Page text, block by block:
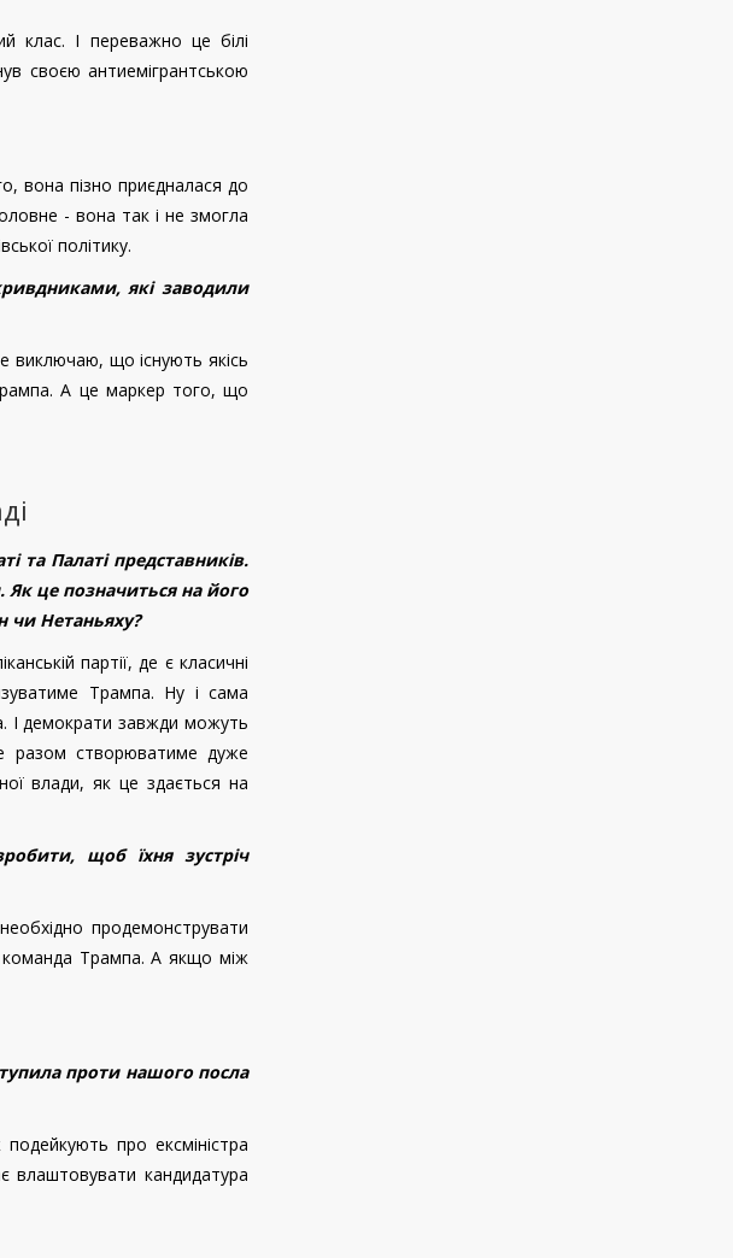
клас. І переважно це білі
своєю антиемігрантською
вона пізно приєдналася до
- вона так і не змогла
політику.
які заводили
виключаю, що існують якісь
А це маркер того, що
та Палаті представників.
це позначиться на його
чи Нетаньяху?
партії, де є класичні
Трампа. Ну і сама
І демократи завжди можуть
разом створюватиме дуже
влади, як це здається на
щоб їхня зустріч
продемонструвати
команда Трампа. А якщо між
проти нашого посла
про ексміністра
влаштовувати кандидатура